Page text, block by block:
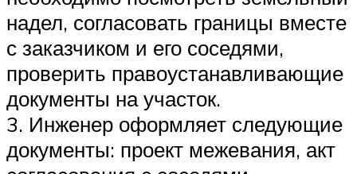
надел, согласовать границы вместе
с заказчиком и его соседями,
проверить правоустанавливающие
документы на участок.
3. Инженер оформляет следующие
документы: проект межевания, акт